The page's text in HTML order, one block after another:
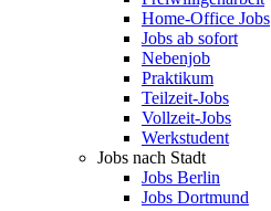
Home-Office Jobs
Jobs ab sofort
Nebenjob
Praktikum
Teilzeit-Jobs
Vollzeit-Jobs
Werkstudent
Jobs nach Stadt
Jobs Berlin
Jobs Dortmund